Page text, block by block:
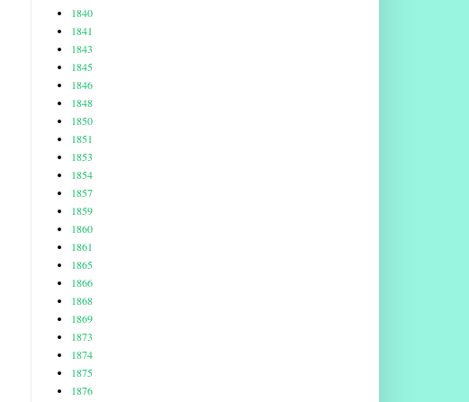
1840
1841
1843
1845
1846
1848
1850
1851
1853
1854
1857
1859
1860
1861
1865
1866
1868
1869
1873
1874
1875
1876